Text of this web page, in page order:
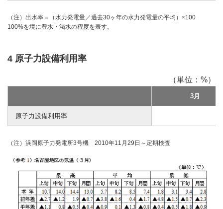
（注）出水率＝（水力発電量／過去30ヶ年の水力発電量の平均）×100
100%を境に豊水・渇水の程度を表す。
4 原子力設備利用率
（単位：%）
3月
原子力設備利用率
（注）浜岡原子力発電所3号機 2010年11月29日～定期検査